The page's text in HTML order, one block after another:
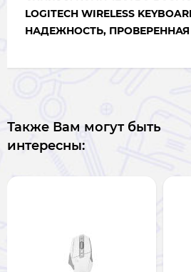
LOGITECH WIRELESS
НАДЕЖНОСТЬ,
Также Вам могут быть
интересны: